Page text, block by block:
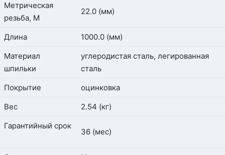
Метрическая
резьба, М
22.0 (мм)
Длина
1000.0 (мм)
Материал
шпильки
углеродистая сталь, легированная
сталь
Покрытие
оцинковка
Вес
2.54 (кг)
Гарантийный срок
36 (мес)